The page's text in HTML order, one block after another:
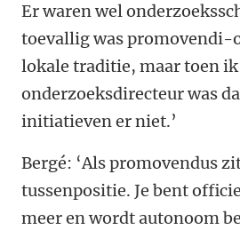
Er waren wel
toevallig was promovendi-
lokale traditie, maar toen
onderzoeksdirecteur was
initiatieven er niet.’
Bergé: ‘Als promovendus
tussenpositie. Je bent
meer en wordt autonoom